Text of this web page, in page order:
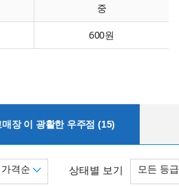
중
600원
매장 이 광활한 우주점 (15)
상태별 보기 모든 등급
격순